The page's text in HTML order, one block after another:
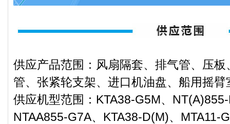
供应产品范围：风扇隔套、排气管、压
管、张紧轮支架、进口机油盘、船用摇臂
供应机型范围：KTA38-G5M、
NTAA855-G7A、KTA38-D(M)、MTA11-